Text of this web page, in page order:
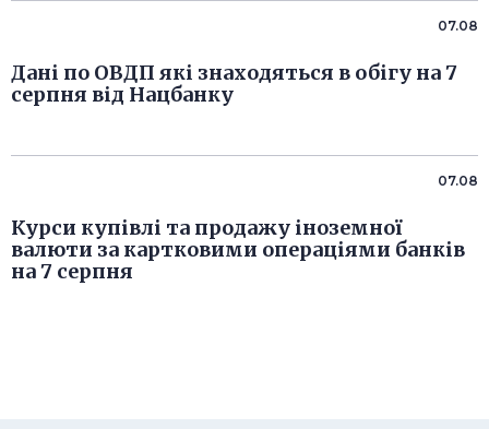
07.08
Дані по ОВДП які знаходяться в обігу на 7
серпня від Нацбанку
07.08
Курси купівлі та продажу іноземної
валюти за картковими операціями банків
на 7 серпня